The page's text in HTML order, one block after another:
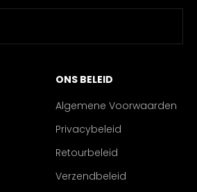
ONS BELEID
Algemene Voorwaarden
Privacybeleid
Retourbeleid
Verzendbeleid